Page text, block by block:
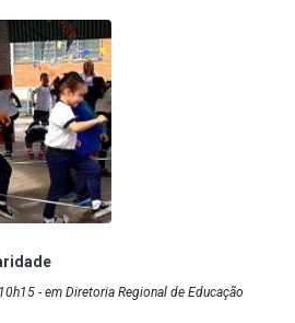
- em Diretoria Regional de Educação